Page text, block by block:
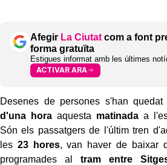
Afegir La Ciutat com a font
forma gratuïta
Estigues informat amb les últimes
ACTIVAR ARA
Desenes de persones s'han quedat
d'una hora aquesta matinadaa
Són els passatgers de l'últim tren
les 23 hores, van haver de baixar
programades al tram entre